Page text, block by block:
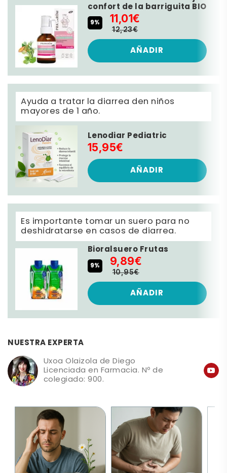
confort de la barriguita BIO
9% 11,01€
12,23€
AÑADIR
Ayuda a tratar la diarrea den niños
mayores de 1 año.
Lenodiar Pediatric
15,95€
AÑADIR
Es importante tomar un suero para no
deshidratarse en casos de diarrea.
Bioralsuero Frutas
9% 9,89€
10,95€
AÑADIR
NUESTRA EXPERTA
Uxoa Olaizola de Diego
Licenciada en Farmacia. Nº de
colegiado: 900.